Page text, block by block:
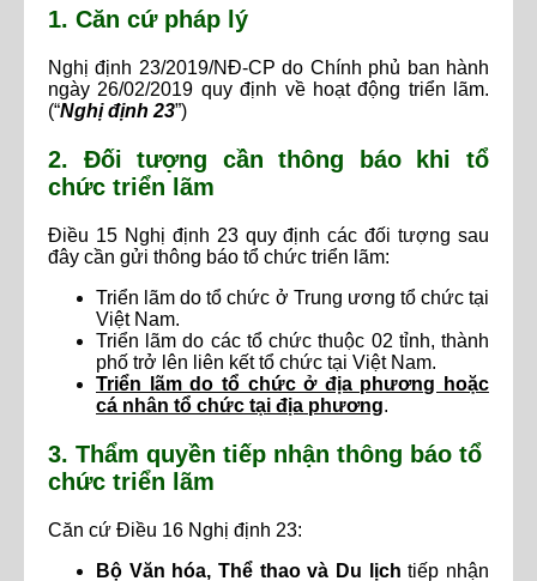
1. Căn cứ pháp lý
Nghị định 23/2019/NĐ-CP do Chính phủ ban hành
ngày 26/02/2019 quy định về hoạt động triển lãm.
(“Nghị định 23”)
2. Đối tượng cần thông báo khi tổ
chức triển lãm
Điều 15 Nghị định 23 quy định các đối tượng sau
đây cần gửi thông báo tổ chức triển lãm:
Triển lãm do tổ chức ở Trung ương tổ chức tại
Việt Nam.
Triển lãm do các tổ chức thuộc 02 tỉnh, thành
phố trở lên liên kết tổ chức tại Việt Nam.
Triển lãm do tổ chức ở địa phương hoặc
cá nhân tổ chức tại địa phương.
3. Thẩm quyền tiếp nhận thông báo tổ
chức triển lãm
Căn cứ Điều 16 Nghị định 23:
Bộ Văn hóa, Thể thao và Du lịch tiếp nhận